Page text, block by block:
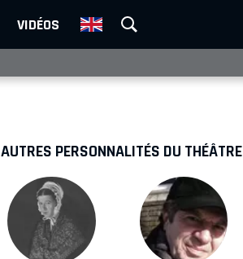
VIDÉOS
AUTRES PERSONNALITÉS DU THÉÂTRE